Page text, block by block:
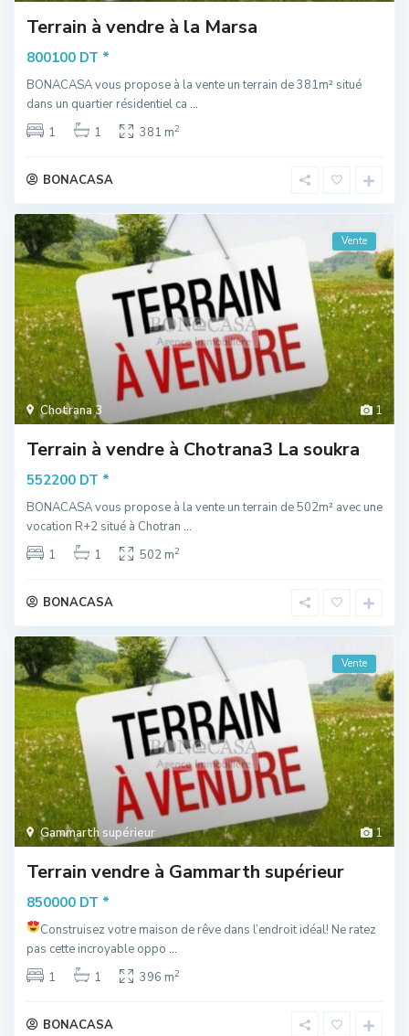
Terrain à vendre à la Marsa
800100 DT *
BONACASA vous propose à la vente un terrain de 381m² situé
dans un quartier résidentiel ca ...
1
1 381 m2
BONACASA
1
Chotrana 3
Vente
Terrain à vendre à Chotrana3 La soukra
552200 DT *
BONACASA vous propose à la vente un terrain de 502m² avec une
vocation R+2 situé à Chotran ...
1
1 502 m2
BONACASA
1
Gammarth supérieur
Vente
Terrain vendre à Gammarth supérieur
850000 DT *
Construisez votre maison de rêve dans l’endroit idéal! Ne ratez
pas cette incroyable oppo ...
1
1 396 m2
BONACASA